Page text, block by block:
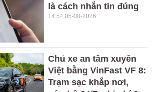
là cách nhắn tin đúng
14:54 05-08-2026
Chủ xe an tâm xuyên
Việt bằng VinFast VF 8:
Trạm sạc khắp nơi,